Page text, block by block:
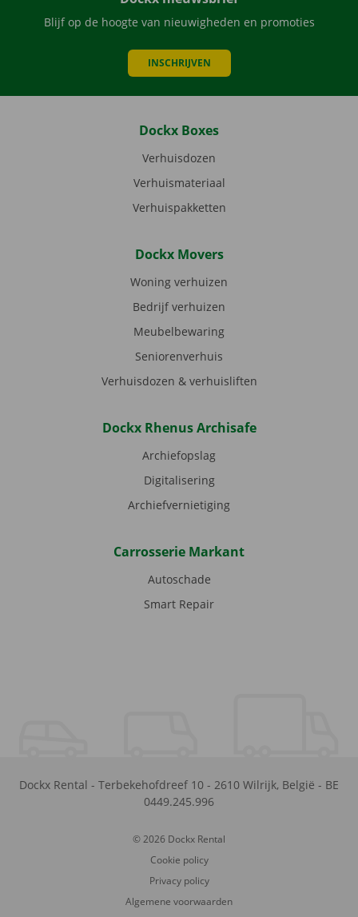
Blijf op de hoogte van nieuwigheden en promoties
INSCHRIJVEN
Dockx Boxes
Verhuisdozen
Verhuismateriaal
Verhuispakketten
Dockx Movers
Woning verhuizen
Bedrijf verhuizen
Meubelbewaring
Seniorenverhuis
Verhuisdozen & verhuisliften
Dockx Rhenus Archisafe
Archiefopslag
Digitalisering
Archiefvernietiging
Carrosserie Markant
Autoschade
Smart Repair
Dockx Rental - Terbekehofdreef 10 - 2610 Wilrijk, België - BE
0449.245.996
© 2026 Dockx Rental
Cookie policy
Privacy policy
Algemene voorwaarden